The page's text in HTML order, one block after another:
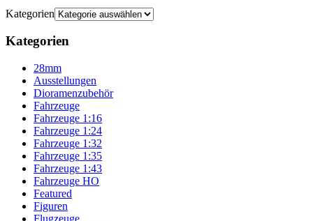
Kategorien
Kategorien
28mm
Ausstellungen
Dioramenzubehör
Fahrzeuge
Fahrzeuge 1:16
Fahrzeuge 1:24
Fahrzeuge 1:32
Fahrzeuge 1:35
Fahrzeuge 1:43
Fahrzeuge HO
Featured
Figuren